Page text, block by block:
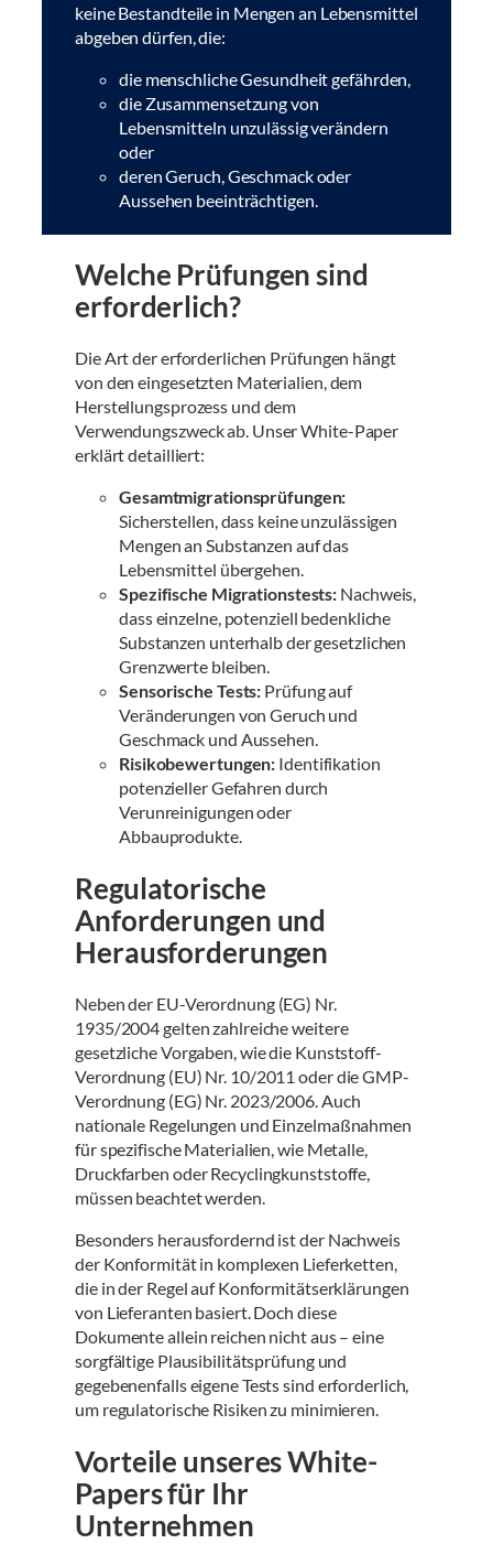
keine Bestandteile in Mengen an Lebensmittel
abgeben dürfen, die:
die menschliche Gesundheit gefährden,
die Zusammensetzung von
Lebensmitteln unzulässig verändern
oder
deren Geruch, Geschmack oder
Aussehen beeinträchtigen.
Welche Prüfungen sind
erforderlich?
Die Art der erforderlichen Prüfungen hängt
von den eingesetzten Materialien, dem
Herstellungsprozess und dem
Verwendungszweck ab. Unser White-Paper
erklärt detailliert:
Gesamtmigrationsprüfungen:
Sicherstellen, dass keine unzulässigen
Mengen an Substanzen auf das
Lebensmittel übergehen.
Spezifische Migrationstests: Nachweis,
dass einzelne, potenziell bedenkliche
Substanzen unterhalb der gesetzlichen
Grenzwerte bleiben.
Sensorische Tests: Prüfung auf
Veränderungen von Geruch und
Geschmack und Aussehen.
Risikobewertungen: Identifikation
potenzieller Gefahren durch
Verunreinigungen oder
Abbauprodukte.
Regulatorische
Anforderungen und
Herausforderungen
Neben der EU-Verordnung (EG) Nr.
1935/2004 gelten zahlreiche weitere
gesetzliche Vorgaben, wie die Kunststoff-
Verordnung (EU) Nr. 10/2011 oder die GMP-
Verordnung (EG) Nr. 2023/2006. Auch
nationale Regelungen und Einzelmaßnahmen
für spezifische Materialien, wie Metalle,
Druckfarben oder Recyclingkunststoffe,
müssen beachtet werden.
Besonders herausfordernd ist der Nachweis
der Konformität in komplexen Lieferketten,
die in der Regel auf Konformitätserklärungen
von Lieferanten basiert. Doch diese
Dokumente allein reichen nicht aus – eine
sorgfältige Plausibilitätsprüfung und
gegebenenfalls eigene Tests sind erforderlich,
um regulatorische Risiken zu minimieren.
Vorteile unseres White-
Papers für Ihr
Unternehmen